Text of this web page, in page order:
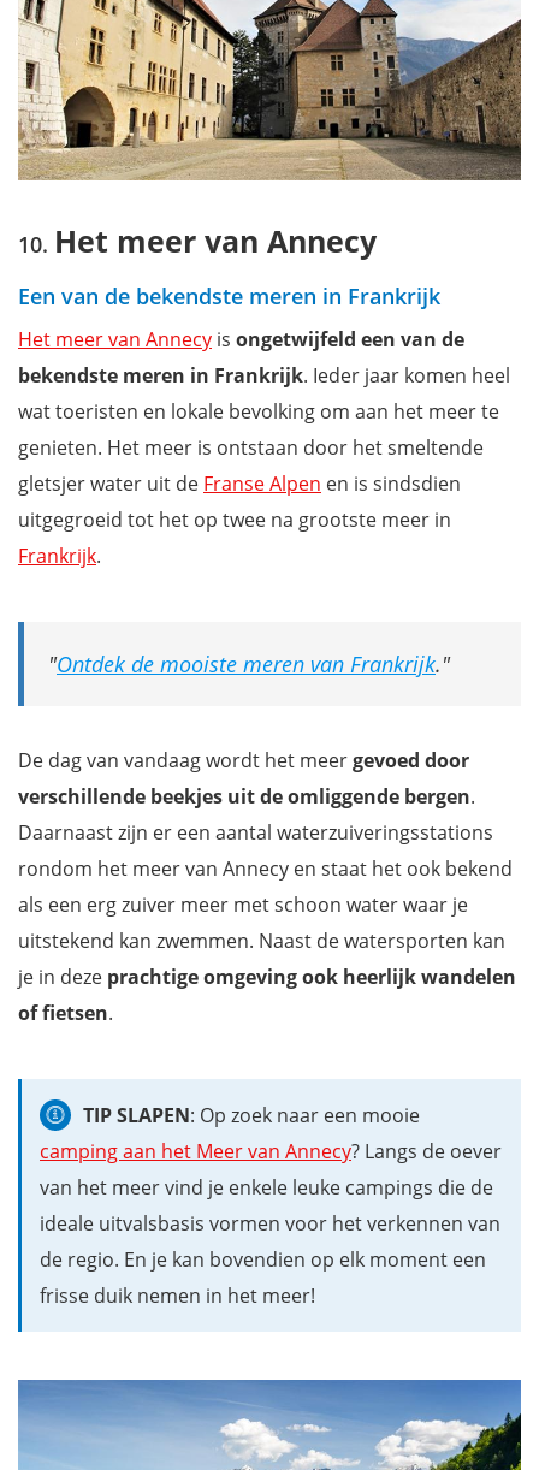
Het meer van Annecy
Een van de bekendste meren in Frankrijk
Het meer van Annecy is ongetwijfeld een van de
bekendste meren in Frankrijk. Ieder jaar komen heel
wat toeristen en lokale bevolking om aan het meer te
genieten. Het meer is ontstaan door het smeltende
gletsjer water uit de Franse Alpen en is sindsdien
uitgegroeid tot het op twee na grootste meer in
Frankrijk.
Ontdek de mooiste meren van Frankrijk.
De dag van vandaag wordt het meergevoed door
verschillende beekjes uit de omliggende bergen.
Daarnaast zijn er een aantal waterzuiveringsstations
rondom het meer van Annecy en staat het ook bekend
als een erg zuiver meer met schoon water waar je
uitstekend kan zwemmen. Naast de watersporten kan
je in deze prachtige omgeving ook heerlijk wandelen
of fietsen.
TIP SLAPEN: Op zoek naar een mooie
camping aan het Meer van Annecy? Langs de oever
van het meer vind je enkele leuke campings die de
ideale uitvalsbasis vormen voor het verkennen van
de regio. En je kan bovendien op elk moment een
frisse duik nemen in het meer!